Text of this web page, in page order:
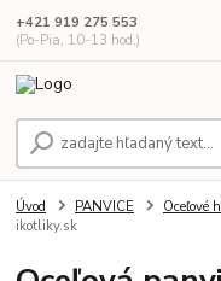
+421 919 275 553
(Po-Pia, 10-13 hod.)
Úvod PANVICE Oceľové
ikotliky.sk